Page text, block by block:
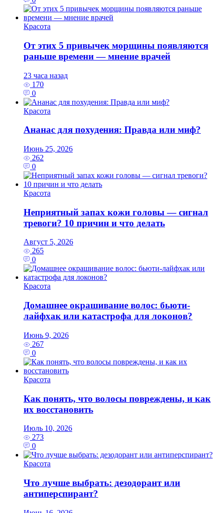
Красота
От этих 5 привычек морщины появляются
раньше времени — мнение врачей
23 часа назад
170
0
Красота
Ананас для похудения: Правда или миф?
Июнь 25, 2026
262
0
Красота
Неприятный запах кожи головы — сигнал
тревоги? 10 причин и что делать
Август 5, 2026
265
0
Красота
Домашнее окрашивание волос: бьюти-
лайфхак или катастрофа для локонов?
Июнь 9, 2026
267
0
Красота
Как понять, что волосы повреждены, и как
их восстановить
Июль 10, 2026
273
0
Красота
Что лучше выбрать: дезодорант или
антиперспирант?